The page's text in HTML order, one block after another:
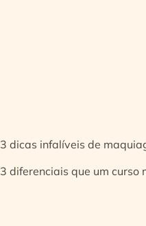
3 dicas infalíveis de
3 diferenciais que um